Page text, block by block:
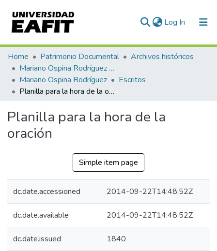
Log In (current)
Communities & Collections
All of DSpace
Statistics
Home Patrimonio Documental
Archivos históricos
Mariano Ospina Rodríguez (1826 -1912)
Mariano Ospina Rodríguez
Escritos
Planilla para la hora de la oración
Planilla para la hora de la
oración
Simple item page
dc.date.accessioned 2014-09-22T14:48:52Z
dc.date.available 2014-09-22T14:48:52Z
dc.date.issued 1840